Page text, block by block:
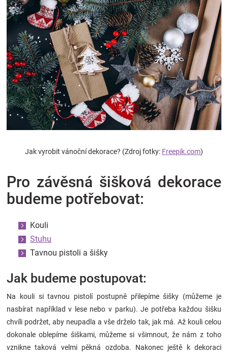
a
zábava
pro
děti
Těhotenské
oblečení
Novinky
Značky
Blog
Hračkářství
Přihlášení
Jak vyrobit vánoční dekorace? (Zdroj fotky: Freepik.com)
Pro závěsná šišková dekorace
budeme potřebovat:
Kouli
Stuhu
Tavnou pistoli a šišky
Jak budeme postupovat:
Na kouli si tavnou pistolí postupně přilepíme šišky (můžeme je
nasbírat například v lese nebo v parku). Je potřeba každou šišku
chvíli podržet, aby neupadla a vše drželo tak, jak má. Až kouli celou
dokonale oblepíme šiškami, můžeme si všimnout, že nám z toho
vznikne taková velmi pěkná ozdoba. Nakonec ještě k dekoraci